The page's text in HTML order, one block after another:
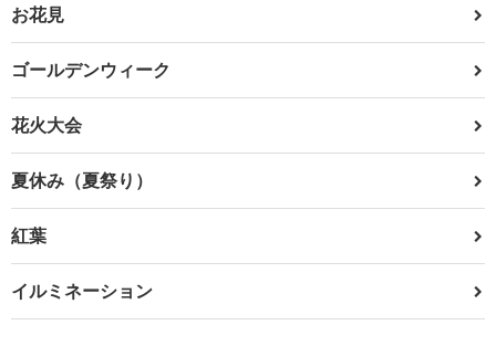
お花見
ゴールデンウィーク
花火大会
夏休み（夏祭り）
紅葉
イルミネーション